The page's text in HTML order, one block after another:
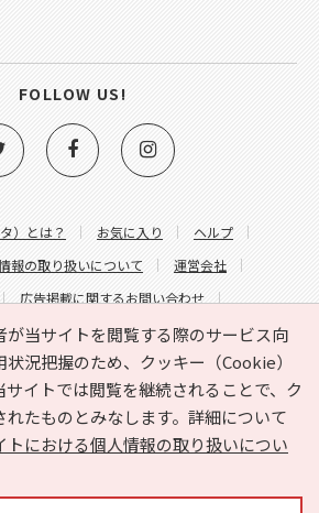
が当サイトを閲覧する際のサービス向
状況把握のため、クッキー（Cookie）
イトでは閲覧を継続されることで、ク
れたものとみなします。詳細について
トにおける個人情報の取り扱いについ
）とは？ お気に入り
ヘルプ
報の取り扱いについて
運営会社
広告掲載に関するお問い合わせ
の内容に関するお問い合わせ
FOLLOW US!
All Rights Reserved.